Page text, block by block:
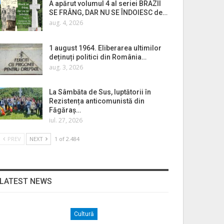
A apărut volumul 4 al seriei BRAZII
SE FRÂNG, DAR NU SE ÎNDOIESC de…
aug. 4, 2026
1 august 1964. Eliberarea ultimilor
deținuți politici din România…
aug. 3, 2026
La Sâmbăta de Sus, luptătorii în
Rezistența anticomunistă din
Făgăraș…
iul. 27, 2026
PREV NEXT 1 of 2.484
NEWS
Cultură